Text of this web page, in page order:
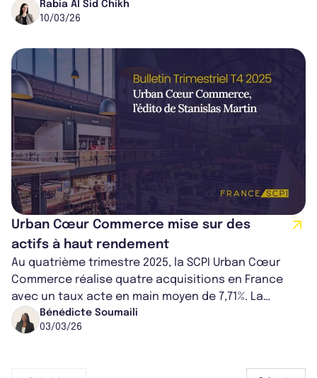
Périgueux. Loués à l’enseigne Maison 123...
Rabia Al Sid Chikh
10/03/26
Urban Cœur Commerce mise sur des
actifs à haut rendement
Au quatrième trimestre 2025, la SCPI Urban Cœur
Commerce réalise quatre acquisitions en France
avec un taux acte en main moyen de 7,71%. La
collecte nette dépasse 4,4 millions d’eu...
Bénédicte Soumaili
03/03/26